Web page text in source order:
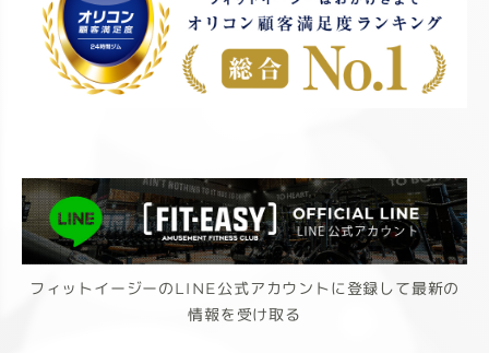
フィットイージーのLINE公式アカウントに登録して最新の
情報を受け取る